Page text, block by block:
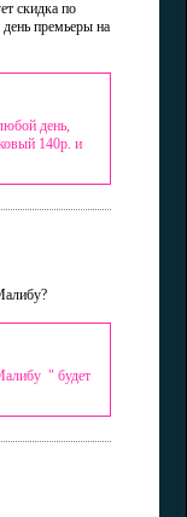
скидка по
день премьеры на
день,
140р. и
" будет